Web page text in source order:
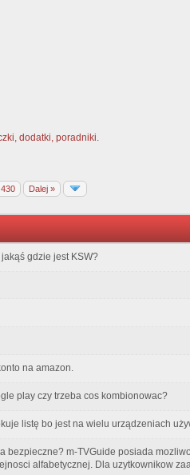
dodatki, poradniki.
430 Dalej »
gdzie jest KSW?
na amazon.
play czy trzeba cos kombionowac?
listę bo jest na wielu urządzeniach
bezpieczne? m-TVGuide posiada
alfabetycznej. Dla uzytkownikow